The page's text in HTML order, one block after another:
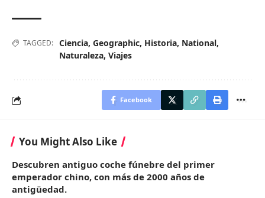
TAGGED: Ciencia, Geographic, Historia, National,
Naturaleza, Viajes
Facebook
You Might Also Like
Descubren antiguo coche fúnebre del primer
emperador chino, con más de 2000 años de
antigüedad.